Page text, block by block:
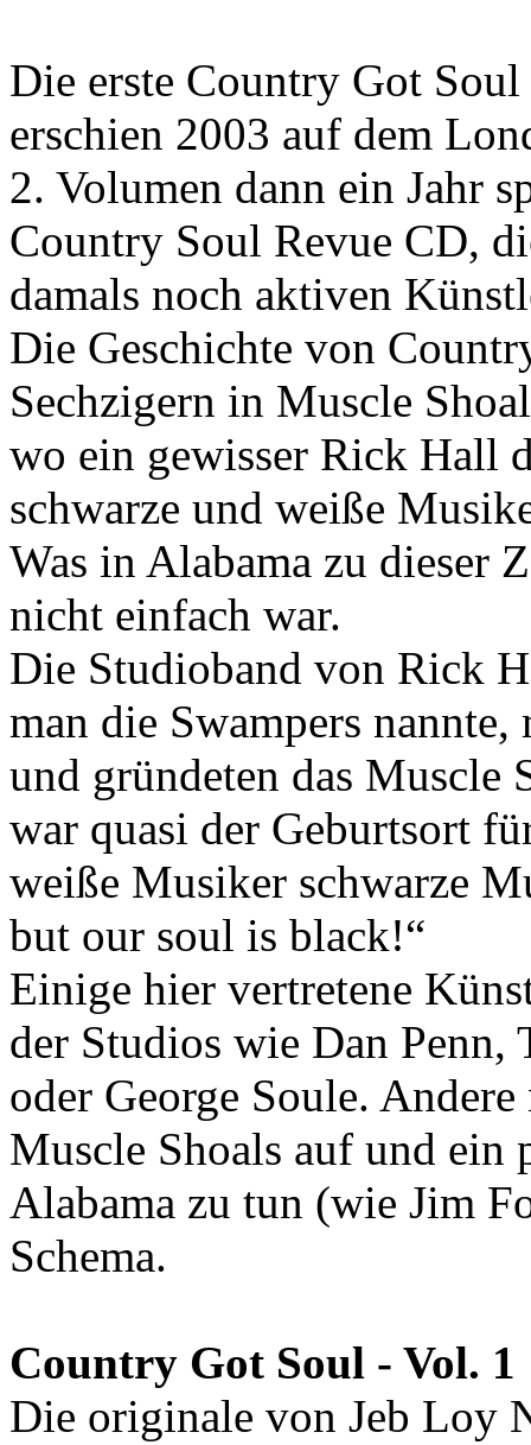
Die erste Country Got
erschien 2003 auf dem
2. Volumen dann ein Jahr
Country Soul Revue CD,
damals noch aktiven
Die Geschichte von
Sechzigern in Muscle
wo ein gewisser Rick Hall
schwarze und weiße
Was in Alabama zu dieser
nicht einfach war.
Die Studioband von Rick
man die Swampers
und gründeten das Muscle
war quasi der Geburtsort
weiße Musiker schwarze
but our soul is black!“
Einige hier vertretene
der Studios wie Dan
oder George Soule.
Muscle Shoals auf und ein
Alabama zu tun (wie Jim
Schema.
Country Got Soul - Vol. 1
Die originale von Jeb Loy